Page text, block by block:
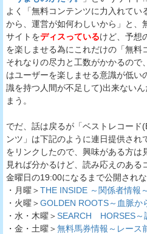
よく「無料コンテンツに力入れて
から、運営が如何わしいから」と、
サイトをディスっているけど、予想
を楽しませる為にこれだけの「無料
それなりの尽力と工数がかかるので
はユーザーを楽しませる意識が低い
識を持つ人間が不足して)出来ない
まう。
でだ、話は戻るが「ベストレコード
ンツ」は下記のように連日提供され
をリンクしたので、興味がある方は
見れば分かるけど、読み応えのある
金曜日の19:00になるまで公開されな
・月曜＞THE INSIDE ～関係者情報～
・火曜＞GOLDEN ROOTS～血脈か
・水・木曜＞SEARCH HORSES～
・金・土曜＞無料馬券情報～レース